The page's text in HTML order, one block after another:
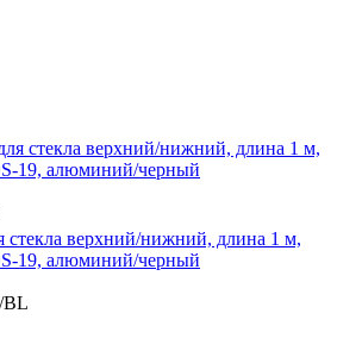
верхний/нижний, длина 1 м,
19, алюминий/черный
BL